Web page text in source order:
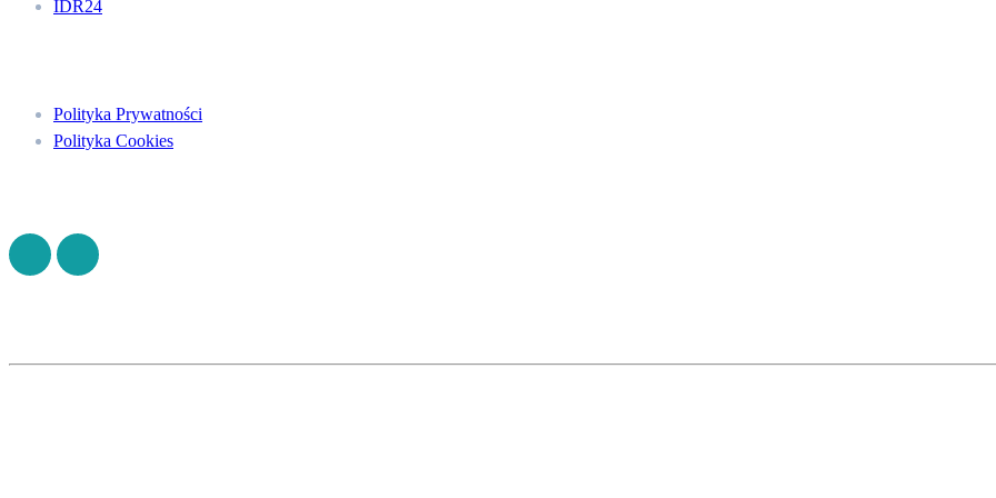
IDR24
Polityka Prywatności
Polityka Cookies